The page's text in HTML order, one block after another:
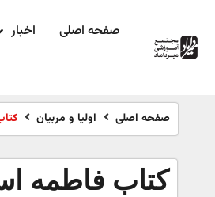
صفحه اصلی اخبار
صفحه اصلی اولیا و مربیان
کتاب فاطمه